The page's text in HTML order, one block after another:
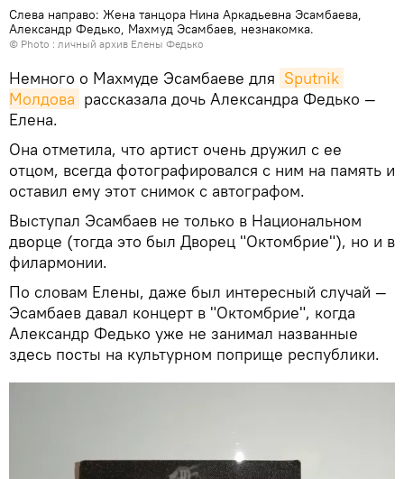
Слева направо: Жена танцора Нина Аркадьевна Эсамбаева,
Александр Федько, Махмуд Эсамбаев, незнакомка.
© Photo : личный архив Елены Федько
Немного о Махмуде Эсамбаеве для Sputnik
Молдова рассказала дочь Александра Федько —
Елена.
Она отметила, что артист очень дружил с ее
отцом, всегда фотографировался с ним на память и
оставил ему этот снимок с автографом.
Выступал Эсамбаев не только в Национальном
дворце (тогда это был Дворец "Октомбрие"), но и в
филармонии.
По словам Елены, даже был интересный случай —
Эсамбаев давал концерт в "Октомбрие", когда
Александр Федько уже не занимал названные
здесь посты на культурном поприще республики.